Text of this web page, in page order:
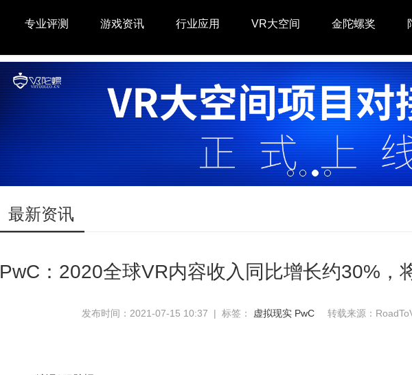
专业评测 游戏资讯 行业应用 VR大空间 金陀螺奖
最新资讯
PwC：2020全球VR内容收入同比增长约30%，
发布时间：2021-07-15 10:37 | 标签： 虚拟现实 PwC 转载来源：